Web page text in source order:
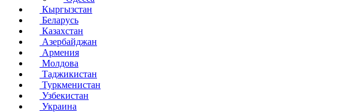
Кыргызстан
Беларусь
Казахстан
Азербайджан
Армения
Молдова
Таджикистан
Туркменистан
Узбекистан
Украина